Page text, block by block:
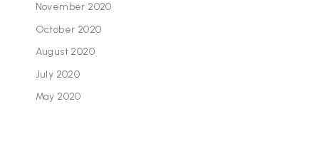
November 2020
October 2020
August 2020
July 2020
May 2020